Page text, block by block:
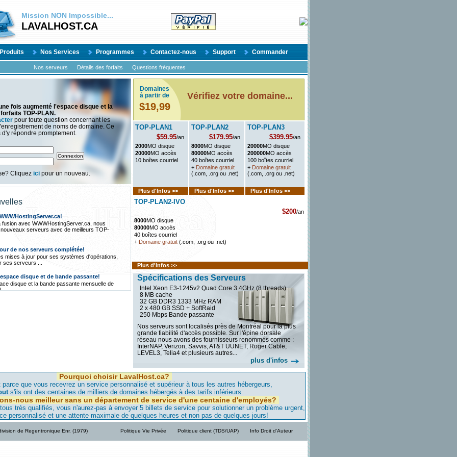
Mission NON Impossible...
LAVALHOST.CA
Produits Nos Services Programmes Contactez-nous Support Commander
Nos serveurs Détails des forfaits Questions fréquentes
fois augmenté l'espace disque et la
TOP-PLAN.
pour toute question concernant les
de noms de domaine. Ce
répondre promptement.
Cliquez ici pour un nouveau.
avec WWWHostingServer.ca, nous
serveurs avec de meilleurs TOP-
de nos serveurs complétée!
mises à jour pour ses systèmes d'opérations,
ses serveurs ...
disque et de bande passante!
disque et la bande passante mensuelle de
...
vers notre serveur de Montréal, nous
faire migrer leur site dans les jours qui
maintenant à Montréal!
qualité d'hébergement et donner une
élevée nous avons un nouveau serveur à
Domaines
à partir de
$19,99
Vérifiez votre domaine...
TOP-PLAN1
$59.95/an
2000MO disque
20000MO accès
10 boîtes courriel
Plus d'Infos >>
TOP-PLAN2
$179.95/an
8000MO disque
80000MO accès
40 boîtes courriel
+ Domaine gratuit
(.com, .org ou .net)
Plus d'Infos >>
TOP-PLAN3
$399.95/an
20000MO disque
200000MO accès
100 boîtes courriel
+ Domaine gratuit
(.com, .org ou .net)
Plus d'Infos >>
TOP-PLAN2-IVO
$200/an
8000MO disque
80000MO accès
40 boîtes courriel
+ Domaine gratuit (.com, .org ou .net)
Plus d'Infos >>
Spécifications des Serveurs
Intel Xeon E3-1245v2 Quad Core 3.4GHz (8 threads)
8 MB cache
32 GB DDR3 1333 MHz RAM
2 x 480 GB SSD + SoftRaid
250 Mbps Bande passante
Nos serveurs sont localisés près de Montréal pour la plus
grande fiabilité d'accès possible. Sur l'épine dorsale
réseau nous avons des fournisseurs renommés comme :
InterNAP, Verizon, Savvis, AT&T UUNET, Roger Cable,
LEVEL3, Telia4 et plusieurs autres...
plus d'infos
Pourquoi choisir LavalHost.ca?
parce que vous recevrez un service personnalisé et supérieur à tous les autres hébergeurs,
s'ils ont des centaines de milliers de domaines hébergés à des tarifs inférieurs.
nous meilleur sans un département de service d'une centaine d'employés?
très qualifiés, vous n'aurez-pas à envoyer 5 billets de service pour solutionner un problème urgent,
personnalisé et une attente maximale de quelques heures et non pas de quelques jours!
de Regentronique Enr. (1979) Politique Vie Privée Politique client (TDS/UAP) Info Droit d'Auteur